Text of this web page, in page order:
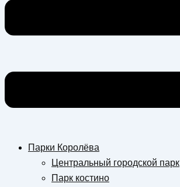
Парки Королёва
Центральный городской парк
Парк костино